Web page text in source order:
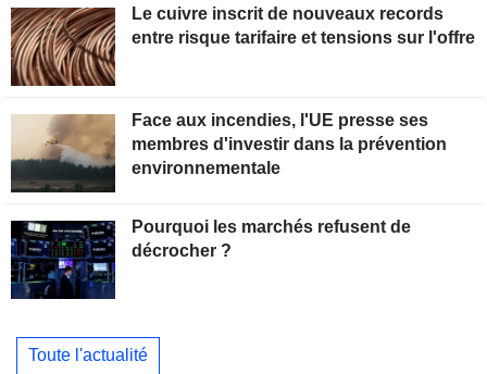
Le cuivre inscrit de nouveaux records
entre risque tarifaire et tensions sur l'offre
Face aux incendies, l'UE presse ses
membres d'investir dans la prévention
environnementale
Pourquoi les marchés refusent de
décrocher ?
Toute l'actualité